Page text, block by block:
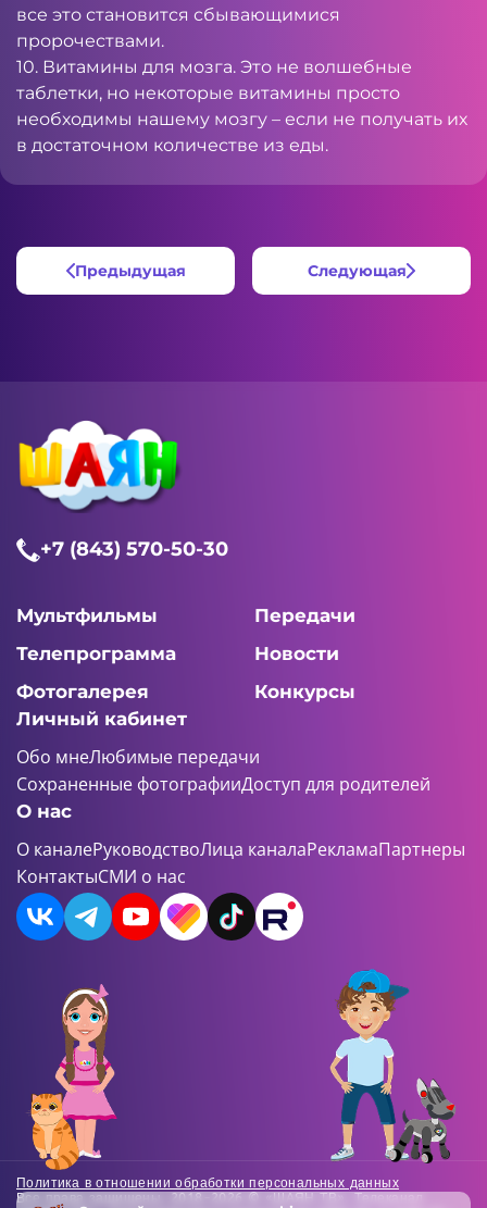
все это становится сбывающимися
пророчествами.
10. Витамины для мозга. Это не волшебные
таблетки, но некоторые витамины просто
необходимы нашему мозгу – если не получать их
в достаточном количестве из еды.
Предыдущая Следующая
+7 (843) 570-50-30
Мультфильмы
Передачи
Телепрограмма
Новости
Фотогалерея
Конкурсы
Личный кабинет
Обо мнеЛюбимые передачи
Сохраненные фотографииДоступ для родителей
О нас
О каналеРуководствоЛица каналаРекламаПартнеры
КонтактыСМИ о нас
Политика в отношении обработки персональных данных
Все права защищены. 2018-2026 © «ШАЯН ТВ». Телеканал